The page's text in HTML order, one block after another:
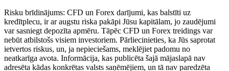
Risku brīdinājums: CFD un Forex darījumi, kas balstīti uz
kredītplecu, ir ar augstu riska pakāpi Jūsu kapitālam, jo zaudējumi
var sasniegt depozīta apmēru. Tāpēc CFD un Forex treidings var
nebūt atbilstošs visiem investoriem. Pārliecinieties, ka Jūs saprotat
ietvertos riskus, un, ja nepieciešams, meklējiet padomu no
neatkarīga avota. Informācija, kas publicēta šajā mājaslapā nav
adresēta kādas konkrētas valsts saņēmējiem, un tā nav paredzēta